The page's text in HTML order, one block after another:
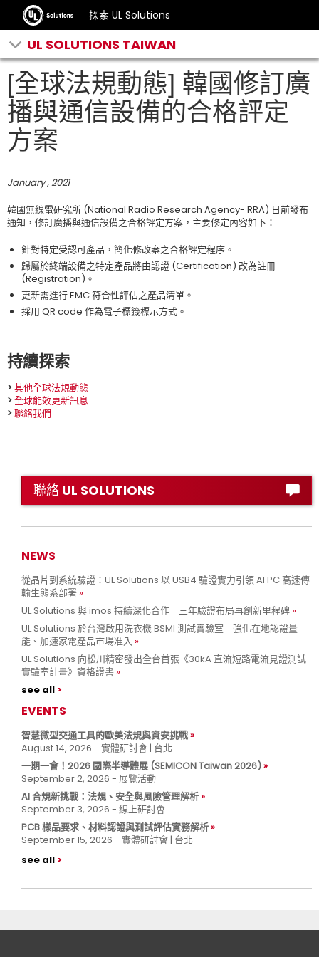
探索 UL Solutions
UL SOLUTIONS TAIWAN
[全球法規動態] 韓國修訂廣
播與通信設備的合格評定
方案
January , 2021
韓國無線電研究所 (National Radio Research Agency- RRA) 日前發布
通知，修訂廣播與通信設備之合格評定方案，主要修定內容如下：
針對特定受認可產品，簡化修改案之合格評定程序。
歸屬於終端設備之特定產品將由認證 (Certification) 改為註冊
(Registration)。
更新需進行 EMC 符合性評估之產品清單。
採用 QR code 作為電子標籤標示方式。
持續探索
>其他全球法規動態
>全球能效更新訊息
>聯絡我們
聯絡 UL SOLUTIONS
NEWS
從晶片到系統驗證：UL Solutions 以 USB4 驗證實力引領 AI PC 高速傳
輸生態系部署
UL Solutions 與 imos 持續深化合作 三年驗證布局再創新里程碑
UL Solutions 於台灣啟用洗衣機 BSMI 測試實驗室 強化在地認證量
能、加速家電產品市場准入
UL Solutions 向松川精密發出全台首張《30kA 直流短路電流見證測試
實驗室計畫》資格證書
see all
EVENTS
智慧微型交通工具的歐美法規與資安挑戰
August 14, 2026 - 實體研討會 | 台北
一期一會！2026 國際半導體展 (SEMICON Taiwan 2026)
September 2, 2026 - 展覽活動
AI 合規新挑戰：法規、安全與風險管理解析
September 3, 2026 - 線上研討會
PCB 樣品要求、材料認證與測試評估實務解析
September 15, 2026 - 實體研討會 | 台北
see all